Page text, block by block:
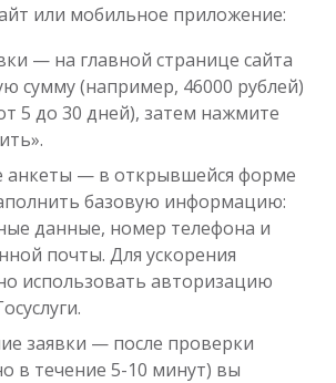
зарплаты
до50 000₽
Получить
или мобильное приложение:
— на главной странице сайта
сумму (например, 46000 рублей)
5 до 30 дней), затем нажмите
анкеты — в открывшейся форме
базовую информацию:
данные, номер телефона и
почты. Для ускорения
использовать авторизацию
заявки — после проверки
в течение 5-10 минут) вы